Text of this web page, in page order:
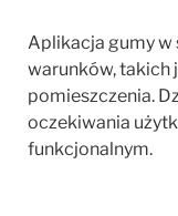
Aplikacja gumy
warunków, takich
pomieszczenia.
oczekiwania
funkcjonalnym.